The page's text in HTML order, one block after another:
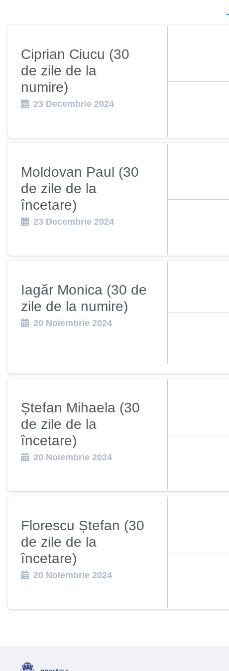
Ciprian Ciucu (30
de zile de la
numire)
23 Decembrie 2024
Moldovan Paul (30
de zile de la
încetare)
23 Decembrie 2024
Iagăr Monica (30 de
zile de la numire)
20 Noiembrie 2024
Ștefan Mihaela (30
de zile de la
încetare)
20 Noiembrie 2024
Florescu Ștefan (30
de zile de la
încetare)
20 Noiembrie 2024